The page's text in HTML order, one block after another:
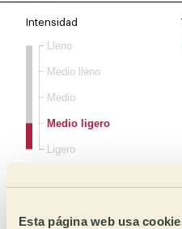
Esta página web usa
Intensidad
Ligero
Medio ligero
Medio
Medio lleno
Lleno